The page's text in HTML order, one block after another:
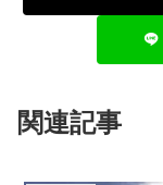
関連記事